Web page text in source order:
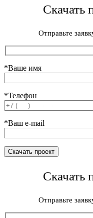
Скачать
Отправьте
*Ваше имя
*Телефон
*Ваш e-mail
Скачать
Отправьте